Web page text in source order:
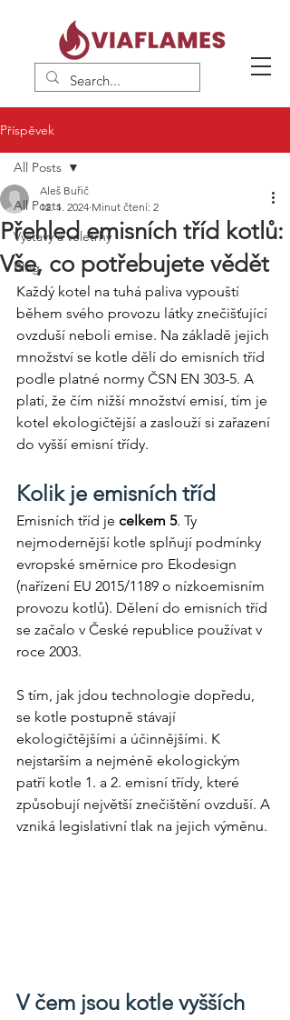
Příspěvek
All Posts
Výstavy a veletrhy
Blog
All Posts
Přehled emisních tříd kotlů:
Vše, co potřebujete vědět
Aleš Buřič
12. 1. 2024 Minut čtení: 2
Každý kotel na tuhá paliva vypouští
během svého provozu látky znečišťující
ovzduší neboli emise. Na základě jejich
množství se kotle dělí do emisních tříd
podle platné normy ČSN EN 303-5. A
platí, že čím nižší množství emisí, tím je
kotel ekologičtější a zaslouží si zařazení
do vyšší emisní třídy.
Kolik je emisních tříd
Emisních tříd je celkem 5. Ty
nejmodernější kotle splňují podmínky
evropské směrnice pro Ekodesign
(nařízení EU 2015/1189 o nízkoemisním
provozu kotlů). Dělení do emisních tříd
se začalo v České republice používat v
roce 2003.
S tím, jak jdou technologie dopředu,
se kotle postupně stávají
ekologičtějšími a účinnějšími. K
nejstarším a nejméně ekologickým
patří kotle 1. a 2. emisní třídy, které
způsobují největší znečištění ovzduší. A
vzniká legislativní tlak na jejich výměnu.
V čem jsou kotle vyšších